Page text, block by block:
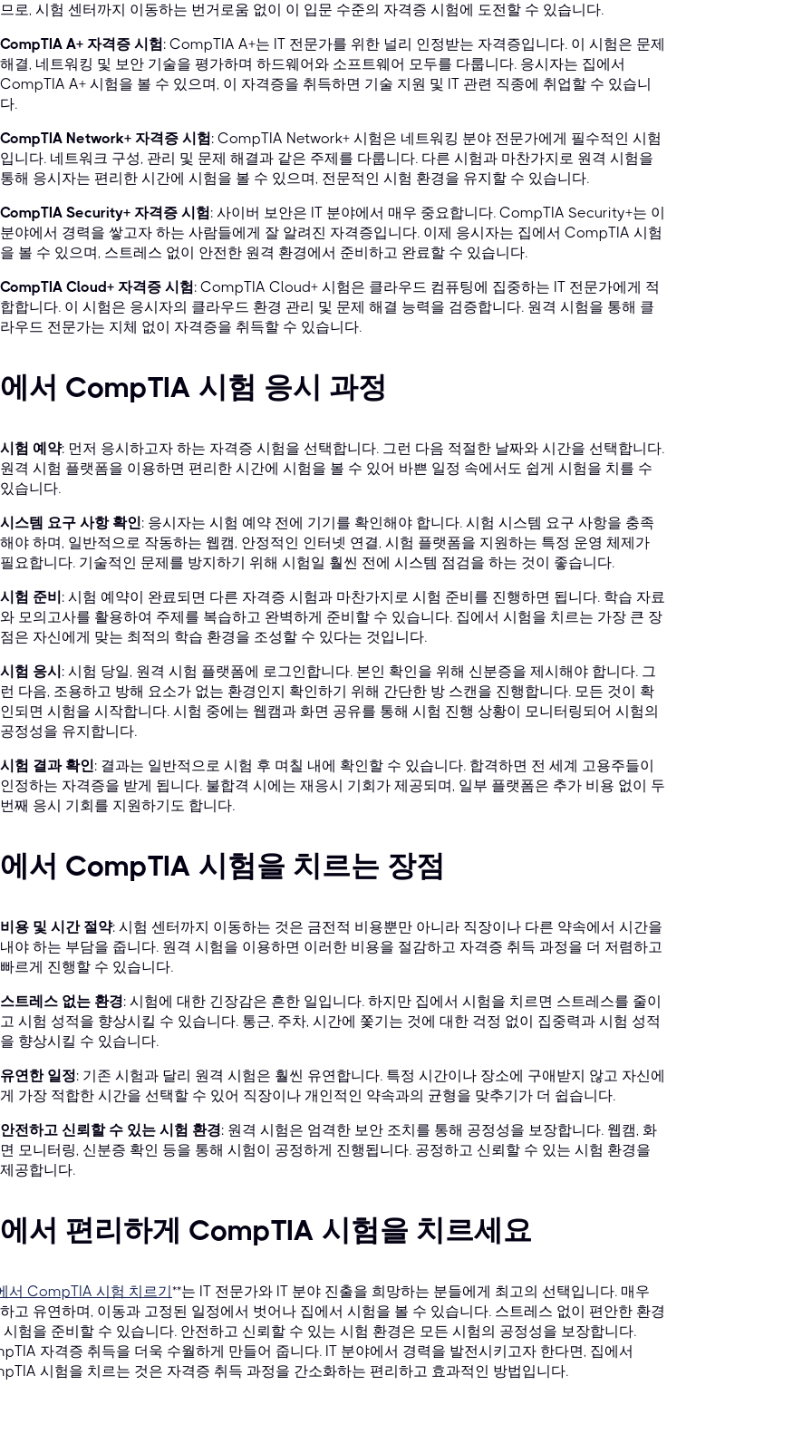
므로, 시험 센터까지 이동하는 번거로움 없이 이 입문 수준의 자격증 시험에 도전할 수 있습니다.
CompTIA A+ 자격증 시험 : CompTIA A+는 IT 전문가를 위한 널리 인정받는 자격증입니다. 이 시험은 문제
해결, 네트워킹 및 보안 기술을 평가하며 하드웨어와 소프트웨어 모두를 다룹니다. 응시자는 집에서
CompTIA A+ 시험을 볼 수 있으며, 이 자격증을 취득하면 기술 지원 및 IT 관련 직종에 취업할 수 있습니
다.
CompTIA Network+ 자격증 시험 : CompTIA Network+ 시험은 네트워킹 분야 전문가에게 필수적인 시험
입니다. 네트워크 구성, 관리 및 문제 해결과 같은 주제를 다룹니다. 다른 시험과 마찬가지로 원격 시험을
통해 응시자는 편리한 시간에 시험을 볼 수 있으며, 전문적인 시험 환경을 유지할 수 있습니다.
CompTIA Security+ 자격증 시험 : 사이버 보안은 IT 분야에서 매우 중요합니다. CompTIA Security+는 이
분야에서 경력을 쌓고자 하는 사람들에게 잘 알려진 자격증입니다. 이제 응시자는 집에서 CompTIA 시험
을 볼 수 있으며, 스트레스 없이 안전한 원격 환경에서 준비하고 완료할 수 있습니다.
CompTIA Cloud+ 자격증 시험 : CompTIA Cloud+ 시험은 클라우드 컴퓨팅에 집중하는 IT 전문가에게 적
합합니다. 이 시험은 응시자의 클라우드 환경 관리 및 문제 해결 능력을 검증합니다. 원격 시험을 통해 클
라우드 전문가는 지체 없이 자격증을 취득할 수 있습니다.
서 CompTIA 시험 응시 과정
시험 예약: 먼저 응시하고자 하는 자격증 시험을 선택합니다. 그런 다음 적절한 날짜와 시간을 선택합니다.
원격 시험 플랫폼을 이용하면 편리한 시간에 시험을 볼 수 있어 바쁜 일정 속에서도 쉽게 시험을 치를 수
있습니다.
시스템 요구 사항 확인: 응시자는 시험 예약 전에 기기를 확인해야 합니다. 시험 시스템 요구 사항을 충족
해야 하며, 일반적으로 작동하는 웹캠, 안정적인 인터넷 연결, 시험 플랫폼을 지원하는 특정 운영 체제가
필요합니다. 기술적인 문제를 방지하기 위해 시험일 훨씬 전에 시스템 점검을 하는 것이 좋습니다.
시험 준비 : 시험 예약이 완료되면 다른 자격증 시험과 마찬가지로 시험 준비를 진행하면 됩니다. 학습 자료
와 모의고사를 활용하여 주제를 복습하고 완벽하게 준비할 수 있습니다. 집에서 시험을 치르는 가장 큰 장
점은 자신에게 맞는 최적의 학습 환경을 조성할 수 있다는 것입니다.
시험 응시 : 시험 당일, 원격 시험 플랫폼에 로그인합니다. 본인 확인을 위해 신분증을 제시해야 합니다. 그
런 다음, 조용하고 방해 요소가 없는 환경인지 확인하기 위해 간단한 방 스캔을 진행합니다. 모든 것이 확
인되면 시험을 시작합니다. 시험 중에는 웹캠과 화면 공유를 통해 시험 진행 상황이 모니터링되어 시험의
공정성을 유지합니다.
시험 결과 확인: 결과는 일반적으로 시험 후 며칠 내에 확인할 수 있습니다. 합격하면 전 세계 고용주들이
인정하는 자격증을 받게 됩니다. 불합격 시에는 재응시 기회가 제공되며, 일부 플랫폼은 추가 비용 없이 두
번째 응시 기회를 지원하기도 합니다.
서 CompTIA 시험을 치르는 장점
비용 및 시간 절약: 시험 센터까지 이동하는 것은 금전적 비용뿐만 아니라 직장이나 다른 약속에서 시간을
내야 하는 부담을 줍니다. 원격 시험을 이용하면 이러한 비용을 절감하고 자격증 취득 과정을 더 저렴하고
빠르게 진행할 수 있습니다.
스트레스 없는 환경: 시험에 대한 긴장감은 흔한 일입니다. 하지만 집에서 시험을 치르면 스트레스를 줄이
고 시험 성적을 향상시킬 수 있습니다. 통근, 주차, 시간에 쫓기는 것에 대한 걱정 없이 집중력과 시험 성적
을 향상시킬 수 있습니다.
유연한 일정: 기존 시험과 달리 원격 시험은 훨씬 유연합니다. 특정 시간이나 장소에 구애받지 않고 자신에
게 가장 적합한 시간을 선택할 수 있어 직장이나 개인적인 약속과의 균형을 맞추기가 더 쉽습니다.
안전하고 신뢰할 수 있는 시험 환경: 원격 시험은 엄격한 보안 조치를 통해 공정성을 보장합니다. 웹캠, 화
면 모니터링, 신분증 확인 등을 통해 시험이 공정하게 진행됩니다. 공정하고 신뢰할 수 있는 시험 환경을
제공합니다.
서 편리하게 CompTIA 시험을 치르세요
서 CompTIA 시험 치르기 **는 IT 전문가와 IT 분야 진출을 희망하는 분들에게 최고의 선택입니다. 매우
고 유연하며, 이동과 고정된 일정에서 벗어나 집에서 시험을 볼 수 있습니다. 스트레스 없이 편안한 환경
시험을 준비할 수 있습니다. 안전하고 신뢰할 수 있는 시험 환경은 모든 시험의 공정성을 보장합니다.
자격증 취득을 더욱 수월하게 만들어 줍니다. IT 분야에서 경력을 발전시키고자 한다면, 집에서
시험을 치르는 것은 자격증 취득 과정을 간소화하는 편리하고 효과적인 방법입니다.